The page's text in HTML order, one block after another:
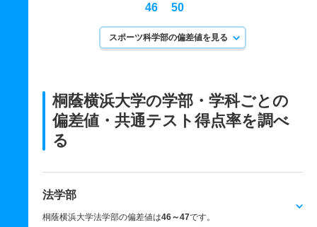
46 50
スポーツ科学部の偏差値を見る
桐蔭横浜大学の学部・学科ごとの
偏差値・共通テスト得点率を調べ
る
法学部
桐蔭横浜大学法学部の偏差値は46～47です。